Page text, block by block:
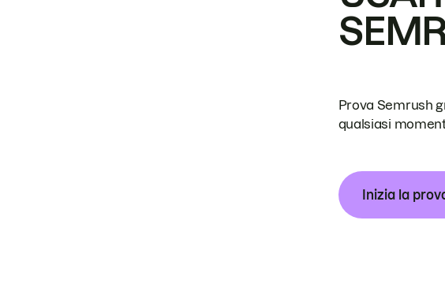
Prova Semrush
qualsiasi
Inizia la